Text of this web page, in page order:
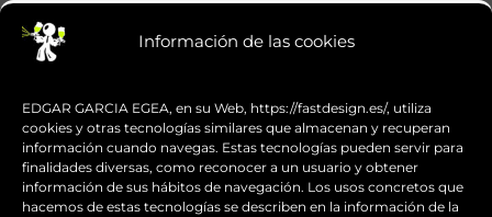
Información de las cookies
EDGAR GARCIA EGEA, en su Web, https://fastdesign.es/, utiliza
cookies y otras tecnologías similares que almacenan y recuperan
información cuando navegas. Estas tecnologías pueden servir para
finalidades diversas, como reconocer a un usuario y obtener
información de sus hábitos de navegación. Los usos concretos que
hacemos de estas tecnologías se describen en la información de la